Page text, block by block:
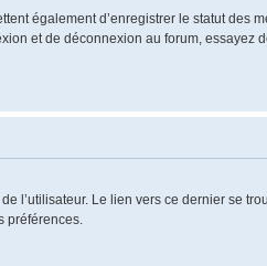
également d’enregistrer le statut des
et de déconnexion au forum, essayez
l’utilisateur. Le lien vers ce dernier se
préférences.